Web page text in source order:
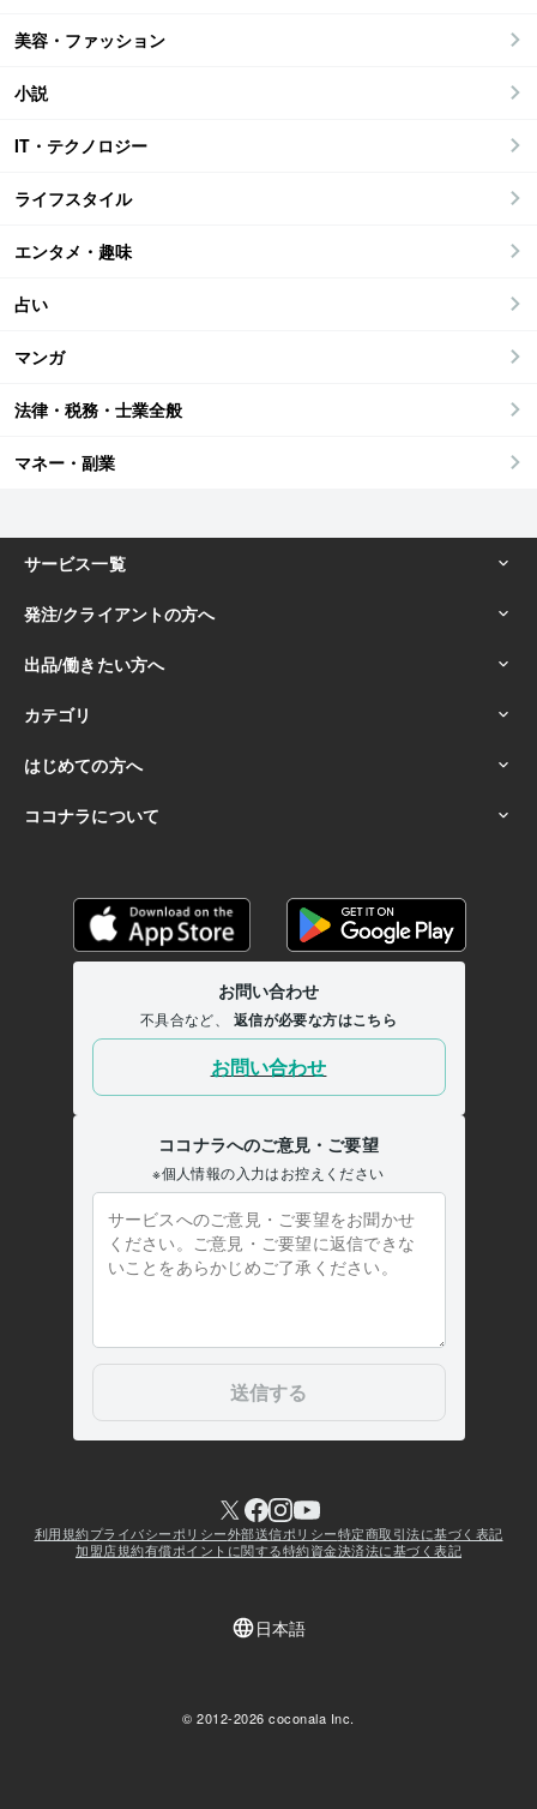
美容・ファッション
小説
IT・テクノロジー
ライフスタイル
エンタメ・趣味
占い
マンガ
法律・税務・士業全般
マネー・副業